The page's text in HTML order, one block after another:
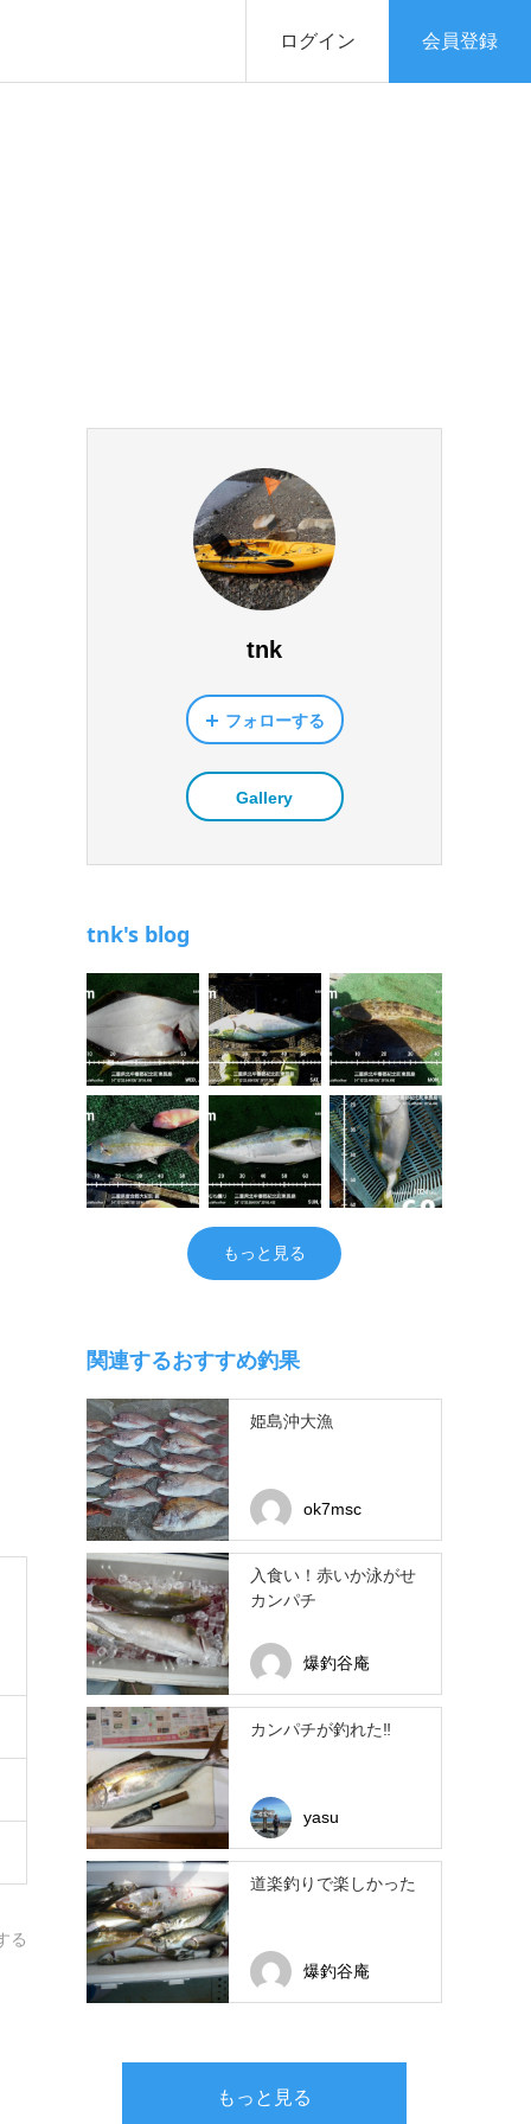
ログイン 会員登録
る
tnk
フォローする
Gallery
tnk's blog
もっと見る
関連するおすすめ釣果
姫島沖大漁
ok7msc
入食い！赤いか泳がせ
カンパチ
爆釣谷庵
カンパチが釣れた‼️
yasu
道楽釣りで楽しかった
爆釣谷庵
もっと見る